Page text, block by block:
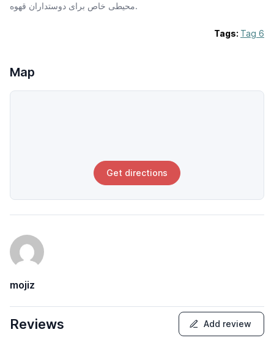
محیطی خاص برای دوستداران قهوه.
Tags: Tag 6
Map
Get directions
mojiz
Reviews Add review